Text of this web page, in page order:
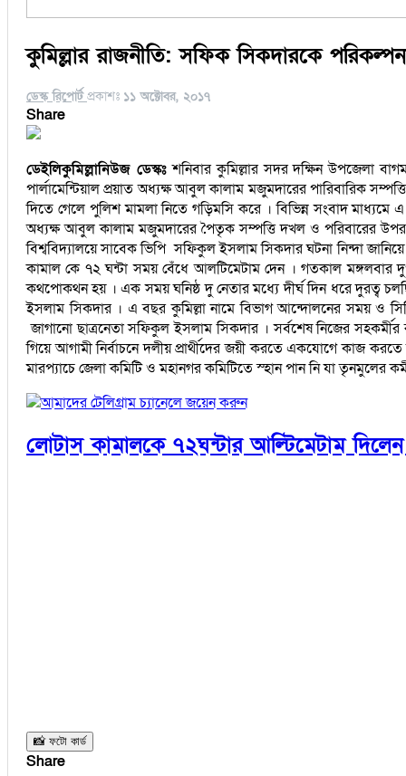
কুমিল্লার রাজনীতি: সফিক সিকদারকে
ডেস্ক রিপোর্ট প্রকাশঃ ১১ অক্টোবর, ২০১৭
Share
ডেইলিকুমিল্লানিউজ ডেস্কঃশনিবার কুমিল্লার সদর দক্ষিন উপজেলা
পার্লামেন্টিয়াল প্রয়াত অধ্যক্ষ আবুল কালাম মজুমদারের পারিবারিক
দিতে গেলে পুলিশ মামলা নিতে গড়িমসি করে । বিভিন্ন সংবাদ মাধ্যমে
অধ্যক্ষ আবুল কালাম মজুমদারের পৈতৃক সম্পত্তি দখল ও পরিবারের উপর
বিশ্ববিদ্যালয়ে সাবেক ভিপি সফিকুল ইসলাম সিকদার ঘটনা নিন্দা
কামাল কে ৭২ ঘন্টা সময় বেঁধে আলটিমেটাম দেন । গতকাল মঙ্গলবার
কথপোকথন হয় । এক সময় ঘনিষ্ঠ দু নেতার মধ্যে দীর্ঘ দিন ধরে
ইসলাম সিকদার । এ বছর কুমিল্লা নামে বিভাগ আন্দোলনের সময় ও
জাগানো ছাত্রনেতা সফিকুল ইসলাম সিকদার । সর্বশেষ নিজের
গিয়ে আগামী নির্বাচনে দলীয় প্রার্থীদের জয়ী করতে একযোগে কাজ
মারপ্যাচে জেলা কমিটি ও মহানগর কমিটিতে স্হান পান নি যা তৃনমুলের
আমাদের টেলিগ্রাম চ্যানেলে জয়েন করুন
লোটাস কামালকে ৭২ঘন্টার আল্টিমেটাম
📸 ফটো কার্ড
Share